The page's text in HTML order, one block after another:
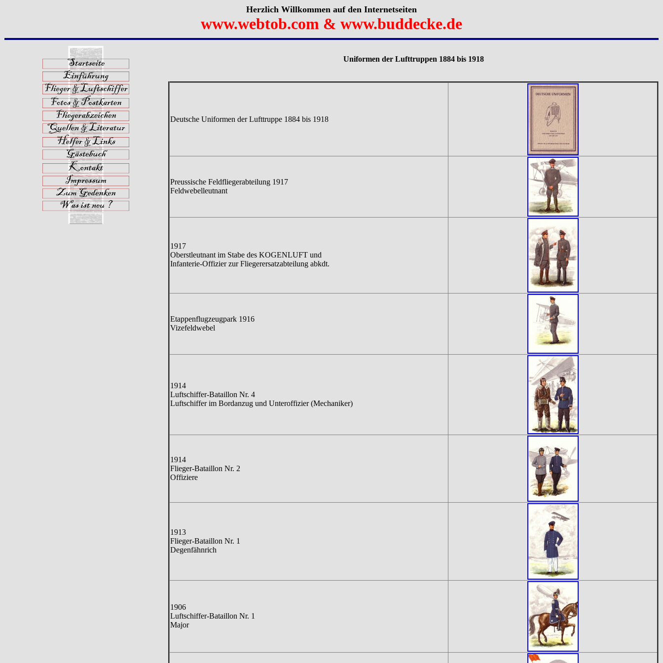
Herzlich Willkommen auf den Internetseiten
www.webtob.com & www.buddecke.de
Uniformen der Lufttruppen 1884 bis 1918
Deutsche Uniformen der Lufttruppe 1884 bis 1918
Preussische Feldfliegerabteilung 1917
Feldwebelleutnant
1917
Oberstleutnant im Stabe des KOGENLUFT und
Infanterie-Offizier zur Fliegerersatzabteilung abkdt.
Etappenflugzeugpark 1916
Vizefeldwebel
1914
Luftschiffer-Bataillon Nr. 4
Luftschiffer im Bordanzug und Unteroffizier (Mechaniker)
1914
Flieger-Bataillon Nr. 2
Offiziere
1913
Flieger-Bataillon Nr. 1
Degenfähnrich
1906
Luftschiffer-Bataillon Nr. 1
Major